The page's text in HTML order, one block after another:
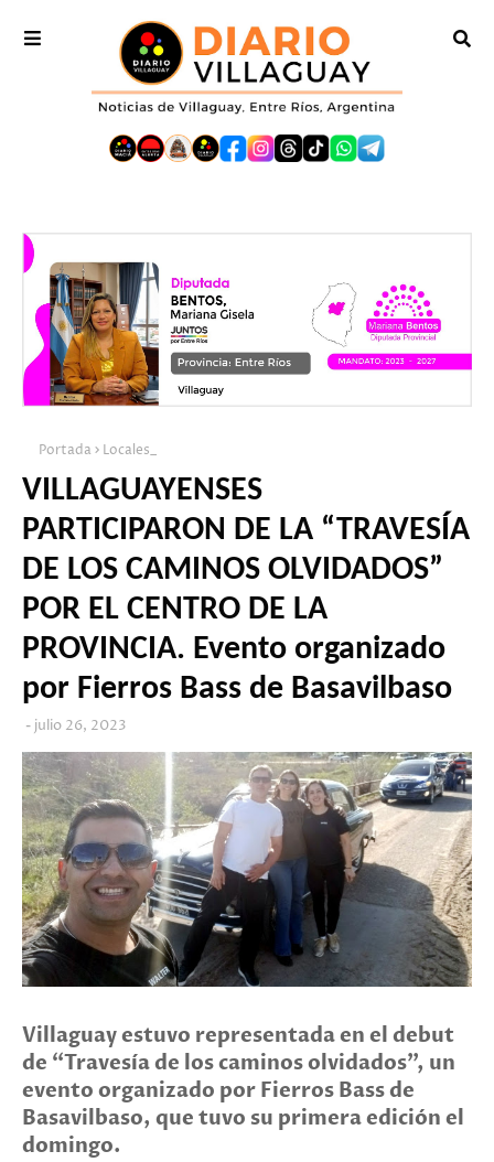
Portada Locales_
VILLAGUAYENSES
PARTICIPARON DE LA “TRAVESÍA
DE LOS CAMINOS OLVIDADOS”
POR EL CENTRO DE LA
PROVINCIA. Evento organizado
por Fierros Bass de Basavilbaso
julio 26, 2023
Villaguay estuvo representada en el debut
de “Travesía de los caminos olvidados”, un
evento organizado por Fierros Bass de
Basavilbaso, que tuvo su primera edición el
domingo.